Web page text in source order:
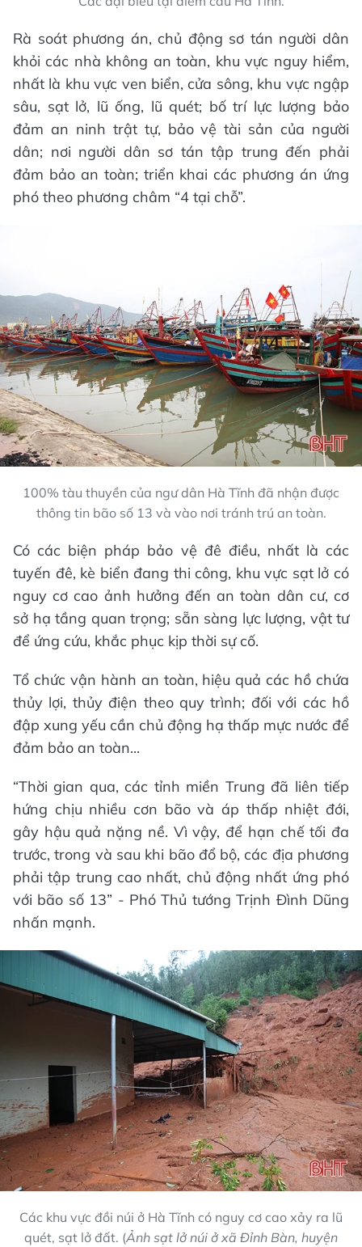
Rà soát phương án, chủ động sơ tán người dân
khỏi các nhà không an toàn, khu vực nguy hiểm,
nhất là khu vực ven biển, cửa sông, khu vực ngập
sâu, sạt lở, lũ ống, lũ quét; bố trí lực lượng bảo
đảm an ninh trật tự, bảo vệ tài sản của người
dân; nơi người dân sơ tán tập trung đến phải
đảm bảo an toàn; triển khai các phương án ứng
phó theo phương châm “4 tại chỗ”.
100% tàu thuyền của ngư dân Hà Tĩnh đã nhận được
thông tin bão số 13 và vào nơi tránh trú an toàn.
Có các biện pháp bảo vệ đê điều, nhất là các
tuyến đê, kè biển đang thi công, khu vực sạt lở có
nguy cơ cao ảnh hưởng đến an toàn dân cư, cơ
sở hạ tầng quan trọng; sẵn sàng lực lượng, vật tư
để ứng cứu, khắc phục kịp thời sự cố.
Tổ chức vận hành an toàn, hiệu quả các hồ chứa
thủy lợi, thủy điện theo quy trình; đối với các hồ
đập xung yếu cần chủ động hạ thấp mực nước để
đảm bảo an toàn...
“Thời gian qua, các tỉnh miền Trung đã liên tiếp
hứng chịu nhiều cơn bão và áp thấp nhiệt đới,
gây hậu quả nặng nề. Vì vậy, để hạn chế tối đa
trước, trong và sau khi bão đổ bộ, các địa phương
phải tập trung cao nhất, chủ động nhất ứng phó
với bão số 13” - Phó Thủ tướng Trịnh Đình Dũng
nhấn mạnh.
Các khu vực đồi núi ở Hà Tĩnh có nguy cơ cao xảy ra lũ
quét, sạt lở đất. (Ảnh sạt lở núi ở xã Đỉnh Bàn, huyện